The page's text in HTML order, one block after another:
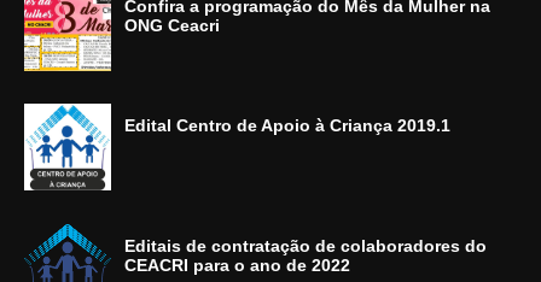
Confira a programação do Mês da Mulher na
ONG Ceacri
Edital Centro de Apoio à Criança 2019.1
Editais de contratação de colaboradores do
CEACRI para o ano de 2022